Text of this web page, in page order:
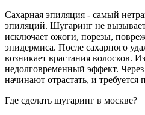
Сахарная эпиляция - самый
эпиляций. Шугаринг не
исключает ожоги, порезы,
эпидермиса. После сахарного
возникает врастания волосков.
недолговременный эффект.
начинают отрастать, и требуется
Где сделать шугаринг в москве?